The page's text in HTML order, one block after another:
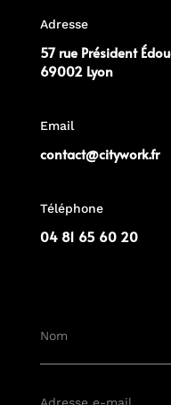
Adresse
57 rue Président
69002 Lyon
Email
contact@citywork.fr
Téléphone
04 81 65 60 20